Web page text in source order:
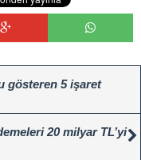
gösteren 5 işaret
20 milyar TL’yi